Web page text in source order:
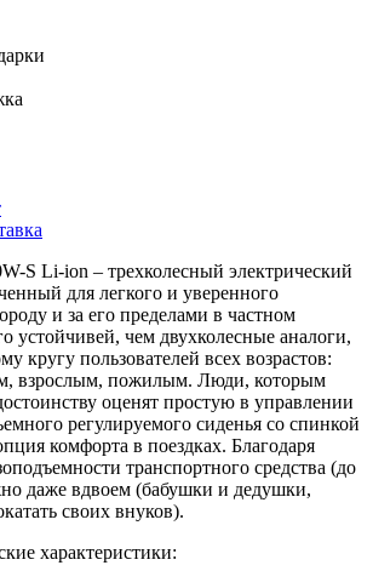
S Li-ion – трехколесный электрический
для легкого и уверенного
и за его пределами в частном
устойчивей, чем двухколесные аналоги,
кругу пользователей всех возрастов:
взрослым, пожилым. Люди, которым
оценят простую в управлении
регулируемого сиденья со спинкой
комфорта в поездках. Благодаря
транспортного средства (до
даже вдвоем (бабушки и дедушки,
своих внуков).
характеристики: